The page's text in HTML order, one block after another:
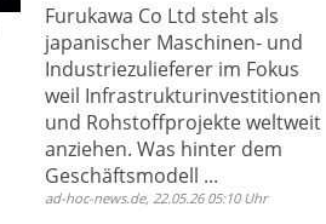
Furukawa Co Ltd steht als
japanischer Maschinen- und
Industriezulieferer im Fokus
weil Infrastrukturinvestitionen
und Rohstoffprojekte weltweit
anziehen. Was hinter dem
Geschäftsmodell ...
ad-hoc-news.de, 22.05.26 05:10 Uhr